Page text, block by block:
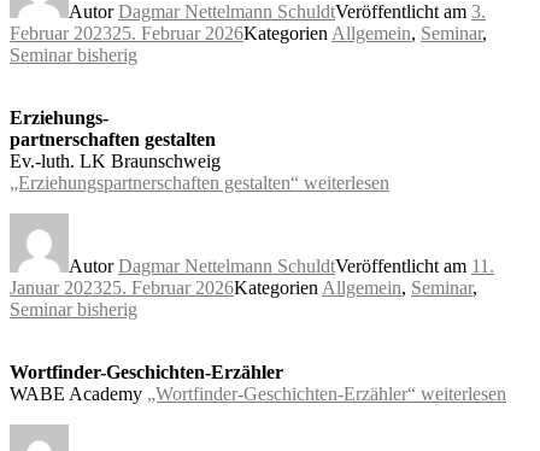
AutorDagmar Nettelmann SchuldtVeröffentlicht am 3.
Februar 202325. Februar 2026Kategorien Allgemein, Seminar,
Seminar bisherig
Erziehungs-
partnerschaften gestalten
Ev.-luth. LK Braunschweig
„Erziehungspartnerschaften gestalten“ weiterlesen
AutorDagmar Nettelmann SchuldtVeröffentlicht am 11.
Januar 202325. Februar 2026Kategorien Allgemein, Seminar,
Seminar bisherig
Wortfinder-Geschichten-Erzähler
WABE Academy „Wortfinder-Geschichten-Erzähler“ weiterlesen